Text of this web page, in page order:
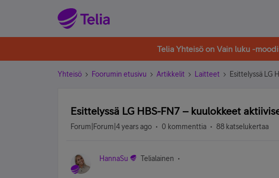
Telia Yhteisö on Vain luku -
Yhteisö Foorumin etusivu Artikkelit Laitteet Esittelyssä LG
Esittelyssä LG HBS-FN7 – kuulokkeet
Forum|Forum|4 years ago 0 kommenttia 88 katselukertaa
HannaSu Telialainen